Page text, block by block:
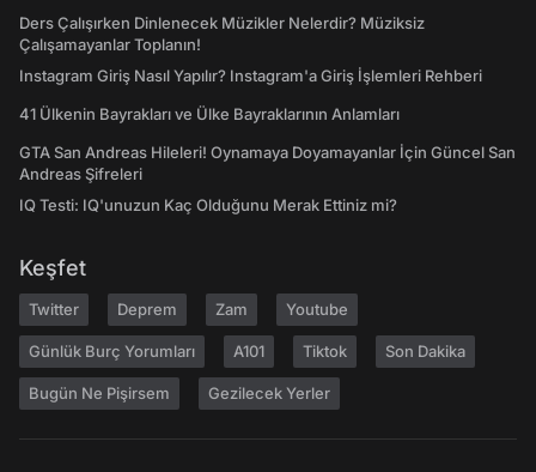
Ders Çalışırken Dinlenecek Müzikler Nelerdir? Müziksiz
Çalışamayanlar Toplanın!
Instagram Giriş Nasıl Yapılır? Instagram'a Giriş İşlemleri Rehberi
41 Ülkenin Bayrakları ve Ülke Bayraklarının Anlamları
GTA San Andreas Hileleri! Oynamaya Doyamayanlar İçin Güncel San
Andreas Şifreleri
IQ Testi: IQ'unuzun Kaç Olduğunu Merak Ettiniz mi?
Keşfet
Twitter Deprem Zam Youtube
Günlük Burç Yorumları A101 Tiktok Son Dakika
Bugün Ne Pişirsem Gezilecek Yerler